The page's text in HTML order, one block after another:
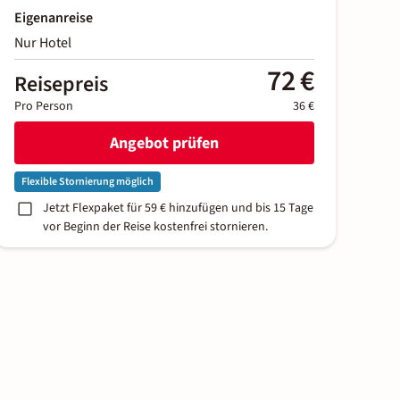
Eigenanreise
Nur Hotel
Reisepreis 72 €
Pro Person 36 €
Angebot prüfen
Flexible Stornierung möglich
Jetzt Flexpaket für 59 € hinzufügen und bis 15 Tage
vor Beginn der Reise kostenfrei stornieren.